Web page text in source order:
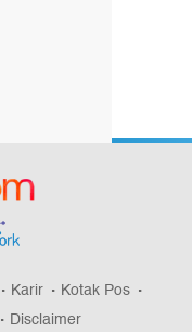
Karir
Kotak Pos
Disclaimer